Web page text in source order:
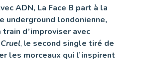
ADN, La Face B part à la
underground londonienne,
d’improviser avec
Cruel, le second single tiré de
les morceaux qui l’inspirent